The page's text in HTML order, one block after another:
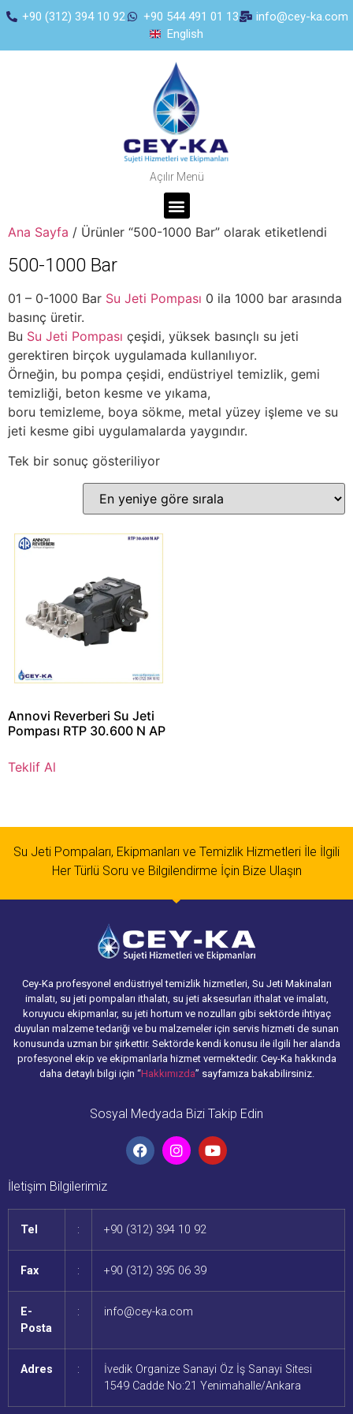
+90 (312) 394 10 92 +90 544 491 01 13
info@cey-ka.com
English
Açılır Menü
Ana Sayfa / Ürünler “500-1000 Bar” olarak etiketlendi
500-1000 Bar
01 – 0-1000 Bar Su Jeti Pompası 0 ila 1000 bar arasında
basınç üretir.
Bu Su Jeti Pompası çeşidi, yüksek basınçlı su jeti
gerektiren birçok uygulamada kullanılıyor.
Örneğin, bu pompa çeşidi, endüstriyel temizlik, gemi
temizliği, beton kesme ve yıkama,
boru temizleme, boya sökme, metal yüzey işleme ve su
jeti kesme gibi uygulamalarda yaygındır.
Tek bir sonuç gösteriliyor
Annovi Reverberi Su Jeti
Pompası RTP 30.600 N AP
Teklif Al
Su Jeti Pompaları, Ekipmanları ve Temizlik Hizmetleri İle İlgili
Her Türlü Soru ve Bilgilendirme İçin Bize Ulaşın
Cey-Ka profesyonel endüstriyel temizlik hizmetleri, Su Jeti Makinaları
imalatı, su jeti pompaları ithalatı, su jeti aksesurları ithalat ve imalatı,
koruyucu ekipmanlar, su jeti hortum ve nozulları gibi sektörde ihtiyaç
duyulan malzeme tedariği ve bu malzemeler için servis hizmeti de sunan
konusunda uzman bir şirkettir. Sektörde kendi konusu ile ilgili her alanda
profesyonel ekip ve ekipmanlarla hizmet vermektedir. Cey-Ka hakkında
daha detaylı bilgi için “Hakkımızda” sayfamıza bakabilirsiniz.
Sosyal Medyada Bizi Takip Edin
İletişim Bilgilerimiz
Tel : +90 (312) 394 10 92
Fax : +90 (312) 395 06 39
E-
Posta
: info@cey-ka.com
Adres :
İvedik Organize Sanayi Öz İş Sanayi Sitesi
1549 Cadde No:21 Yenimahalle/Ankara